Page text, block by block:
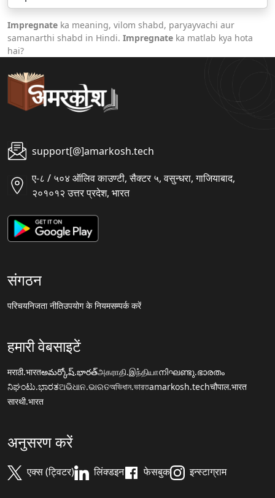
Impregnate ka meaning, vilom shabd, paryayvachi aur
samanarthi shabd in Hindi. Impregnate ka matlab kya hota
hai?
support[@]amarkosh.tech
ए-८ / ५०४ ऑलिव काउण्टी, सैक्टर ५, वसुन्धरा, गाजियाबाद,
२०१०१२ उत्तर प्रदेश, भारत
संगठन
परिचयनिजता नीतिउपयोग के नियमसम्पर्क करें
हमारी वेबसाइटें
मराठी.भारतఅమర్కోష్.భారత్அகராதி.இந்தியாനിഘണ്ടു.ഭാരതം
ನಿಘಂಟು.ಭಾರತଅଭିଧାନ.ଭାରତঅভিধান.ভারতamarkosh.techचौपाल.भारत
सारथी.भारत
अनुसरण करें
एक्स (ट्विटर) लिंक्डइन फेसबुक इन्स्टाग्राम